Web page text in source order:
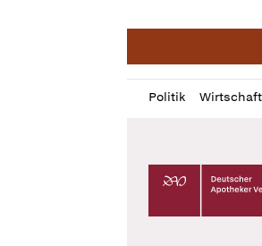
Politik Wirtschaft
Profil
öffnen
Daz
Pur
Deutscher